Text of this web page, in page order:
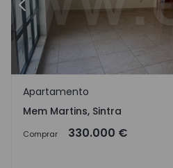
Anterior
Mem Martins, Sintra
Apartamento
Mem Martins, Sintra
Comprar 330.000 €